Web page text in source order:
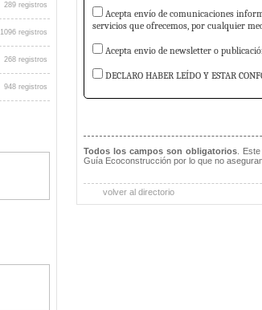
289 registros
1096 registros
268 registros
948 registros
Acepta envío de comunicaciones
servicios que ofrecemos, por cualquier
Acepta envio de newsletter o
DECLARO HABER LEÍDO Y ESTAR
Todos los campos son obligatorios .
Guía Ecoconstrucción por lo que no
volver al directorio